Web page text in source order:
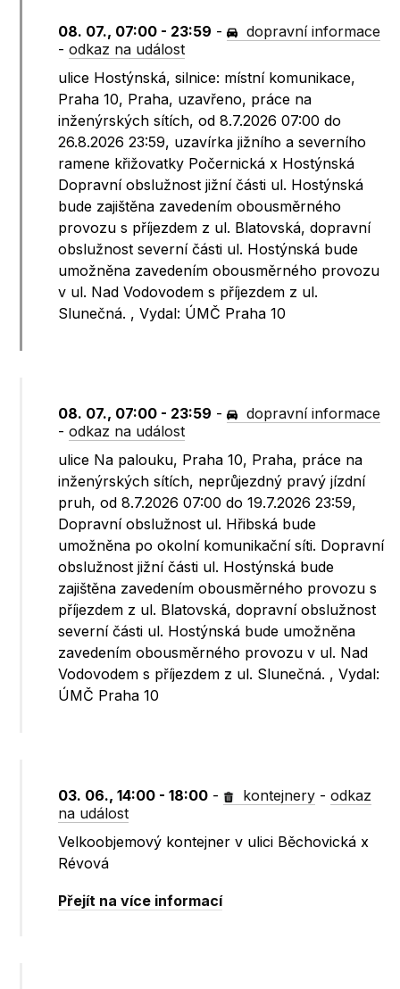
08. 07., 07:00 - 23:59 -
dopravní informace
-odkaz na událost
ulice Hostýnská, silnice: místní komunikace,
Praha 10, Praha, uzavřeno, práce na
inženýrských sítích, od 8.7.2026 07:00 do
26.8.2026 23:59, uzavírka jižního a severního
ramene křižovatky Počernická x Hostýnská
Dopravní obslužnost jižní části ul. Hostýnská
bude zajištěna zavedením obousměrného
provozu s příjezdem z ul. Blatovská, dopravní
obslužnost severní části ul. Hostýnská bude
umožněna zavedením obousměrného provozu
v ul. Nad Vodovodem s příjezdem z ul.
Slunečná. , Vydal: ÚMČ Praha 10
08. 07., 07:00 - 23:59 -
dopravní informace
-odkaz na událost
ulice Na palouku, Praha 10, Praha, práce na
inženýrských sítích, neprůjezdný pravý jízdní
pruh, od 8.7.2026 07:00 do 19.7.2026 23:59,
Dopravní obslužnost ul. Hřibská bude
umožněna po okolní komunikační síti. Dopravní
obslužnost jižní části ul. Hostýnská bude
zajištěna zavedením obousměrného provozu s
příjezdem z ul. Blatovská, dopravní obslužnost
severní části ul. Hostýnská bude umožněna
zavedením obousměrného provozu v ul. Nad
Vodovodem s příjezdem z ul. Slunečná. , Vydal:
ÚMČ Praha 10
03. 06., 14:00 - 18:00 - kontejnery -odkaz
na událost
Velkoobjemový kontejner v ulici Běchovická x
Révová
Přejít na více informací